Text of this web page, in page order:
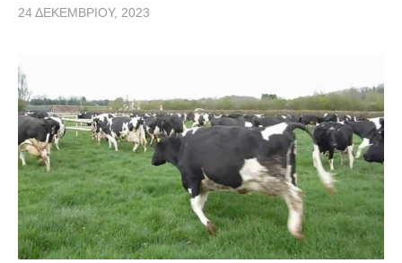
24 ΔΕΚΕΜΒΡΊΟΥ, 2023